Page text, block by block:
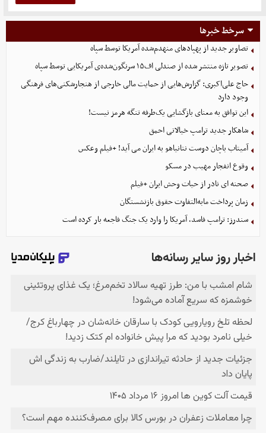
سرخط خبرها
تصاویر جدید از پهپادهای منهدم‌شده آمریکا توسط سپاه
تصویر تازه منتشر شده از صندلی اف۱۵ سرنگون‌شده‌ی آمریکایی توسط سپاه
حاج علی‌اکبری: گزارش‌هایی از حمایت مالی خارجی از هنجارشکنی‌های فرهنگی
وجود دارد
این توافق به معنای بازگشایی یک‌طرفه تنگه هرمز نیست!
شاهکار جدید ترامپ خیالاتی احمق
آمیتاب باچان دوست نتانیاهو به ایران می آید! +فیلم وعکس
وقوع انفجار مهیب در مسکو
صحنه ای نادر از حیات وحش ایران +فیلم
زمان پرداخت مابه‌التفاوت حقوق بازنشستگان
سندرز: ترامپ فاسد، آمریکا را وارد یک جنگ فاجعه بار کرده است